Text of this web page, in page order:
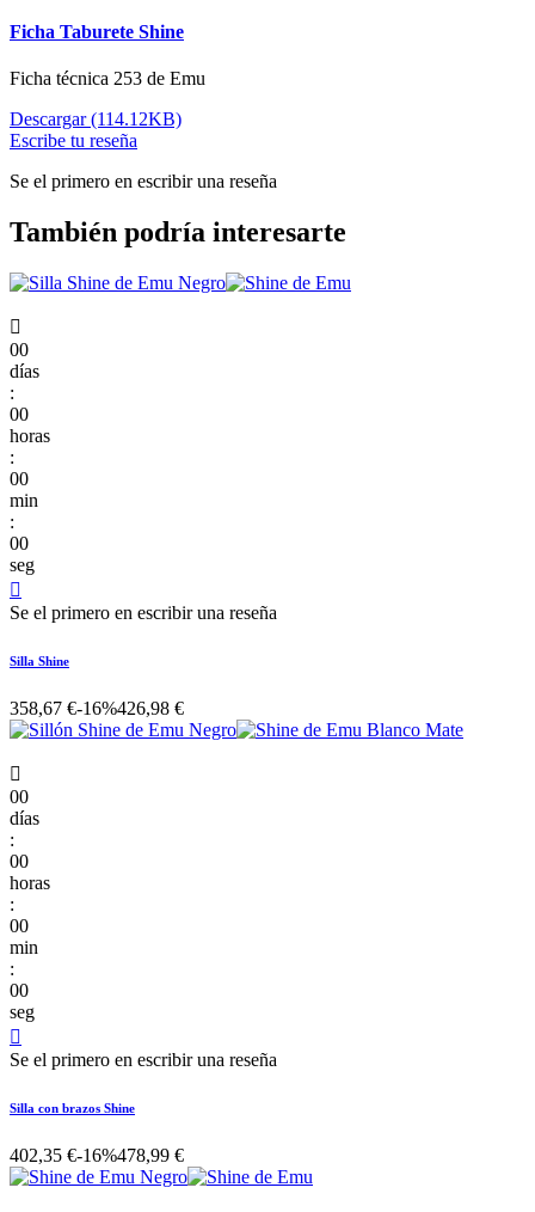
Ficha Taburete Shine
Ficha técnica 253 de Emu
Descargar (114.12KB)
Escribe tu reseña
Se el primero en escribir una reseña
También podría interesarte

00
días
:
00
horas
:
00
min
:
00
seg

Se el primero en escribir una reseña
Silla Shine
358,67 €-16%426,98 €

00
días
:
00
horas
:
00
min
:
00
seg

Se el primero en escribir una reseña
Silla con brazos Shine
402,35 €-16%478,99 €